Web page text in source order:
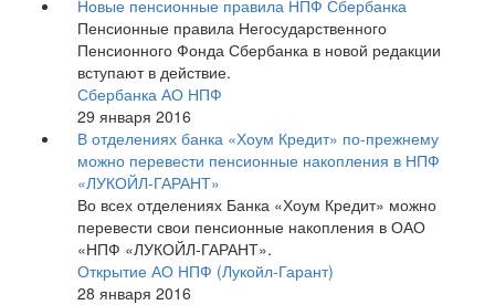
Новые пенсионные правила НПФ Сбербанка
Пенсионные правила Негосударственного
Пенсионного Фонда Сбербанка в новой редакции
вступают в действие.
Сбербанка АО НПФ
29 января 2016
В отделениях банка «Хоум Кредит» по-прежнему
можно перевести пенсионные накопления в НПФ
«ЛУКОЙЛ-ГАРАНТ»
Во всех отделениях Банка «Хоум Кредит» можно
перевести свои пенсионные накопления в ОАО
«НПФ «ЛУКОЙЛ-ГАРАНТ».
Открытие АО НПФ (Лукойл-Гарант)
28 января 2016